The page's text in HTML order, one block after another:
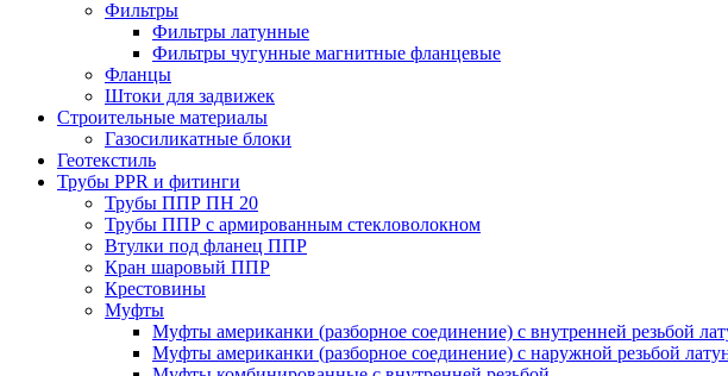
Фильтры
Фильтры латунные
Фильтры чугунные магнитные фланцевые
Фланцы
Штоки для задвижек
Строительные материалы
Газосиликатные блоки
Геотекстиль
Трубы PPR и фитинги
Трубы ППР ПН 20
Трубы ППР с армированным стекловолокном
Втулки под фланец ППР
Кран шаровый ППР
Крестовины
Муфты
Муфты американки (разборное соединение) с внутренней резьбой
Муфты американки (разборное соединение) с наружной резьбой